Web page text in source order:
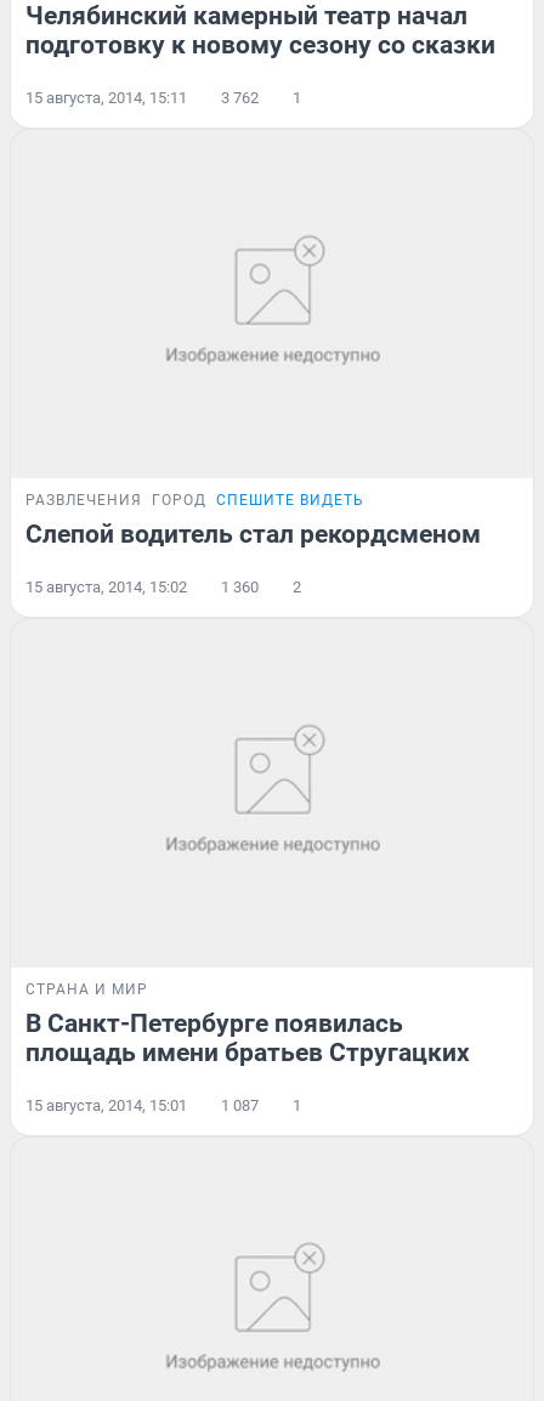
Челябинский камерный театр начал
подготовку к новому сезону со сказки
15 августа, 2014, 15:11 3 762 1
РАЗВЛЕЧЕНИЯ ГОРОД СПЕШИТЕ ВИДЕТЬ
Слепой водитель стал рекордсменом
15 августа, 2014, 15:02 1 360 2
СТРАНА И МИР
В Санкт-Петербурге появилась
площадь имени братьев Стругацких
15 августа, 2014, 15:01 1 087 1